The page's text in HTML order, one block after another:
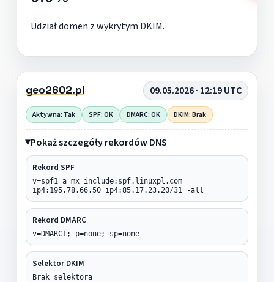
Udział domen z wykrytym DKIM.
geo2602.pl 09.05.2026 · 12:19 UTC
Aktywna: Tak SPF: OK DMARC: OK DKIM: Brak
Pokaż szczegóły rekordów DNS
Rekord SPF
v=spf1 a mx include:spf.linuxpl.com
ip4:195.78.66.50 ip4:85.17.23.20/31 -all
Rekord DMARC
v=DMARC1; p=none; sp=none
Selektor DKIM
Brak selektora